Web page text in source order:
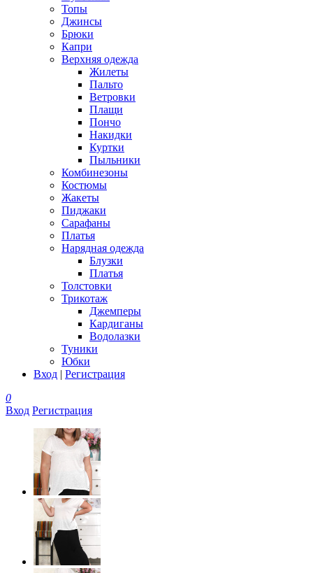
Топы
Джинсы
Брюки
Капри
Верхняя одежда
Жилеты
Пальто
Ветровки
Плащи
Пончо
Накидки
Куртки
Пыльники
Комбинезоны
Костюмы
Жакеты
Пиджаки
Сарафаны
Платья
Нарядная одежда
Блузки
Платья
Толстовки
Трикотаж
Джемперы
Кардиганы
Водолазки
Туники
Юбки
Вход | Регистрация
0
Вход Регистрация